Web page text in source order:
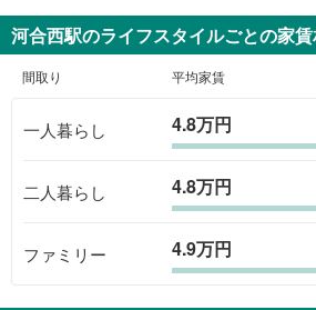
河合西駅のライフスタイルごとの家
間取り 平均家賃
一人暮らし 4.8万円
二人暮らし 4.8万円
ファミリー 4.9万円